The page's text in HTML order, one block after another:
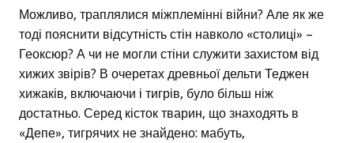
Можливо, траплялися міжплемінні війни? Але як же
тоді пояснити відсутність стін навколо «столиці» –
Геоксюр? А чи не могли стіни служити захистом від
хижих звірів? В очеретах древньої дельти Теджен
хижаків, включаючи і тигрів, було більш ніж
достатньо. Серед кісток тварин, що знаходять в
«Депе», тигрячих не знайдено: мабуть,